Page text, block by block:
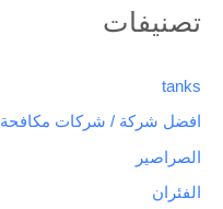
تصنيفات
tanks
افضل شركة / شركات مكافحة
الصراصير
الفئران